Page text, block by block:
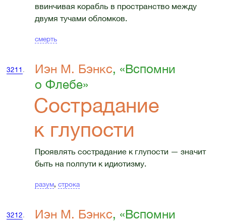
ввинчивая корабль в пространство между
двумя тучами обломков.
смерть
3211 . Иэн М. Бэнкс, «Вспомни
о Флебе»
Сострадание
к глупости
Проявлять сострадание к глупости — значит
быть на полпути к идиотизму.
разум,строка
3212. Иэн М. Бэнкс, «Вспомни